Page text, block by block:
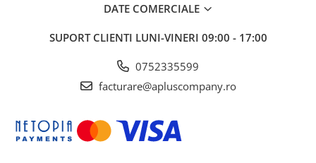
DATE COMERCIALE
SUPORT CLIENTI LUNI-VINERI 09:00 - 17:00
0752335599
facturare@apluscompany.ro